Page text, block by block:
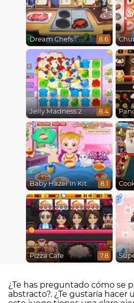
Dream Chefs 8.6
Jelly Madness 2 8.4
Baby Hazel In Kitchen 8.1
Pizza Cafe 7.8
¿Te has preguntado cómo se
abstracto?. ¿Te gustaría hacer